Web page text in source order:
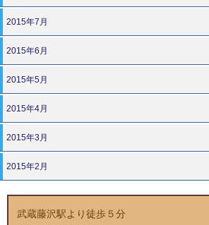
2015年7月
2015年6月
2015年5月
2015年4月
2015年3月
2015年2月
武蔵藤沢駅より徒歩５分